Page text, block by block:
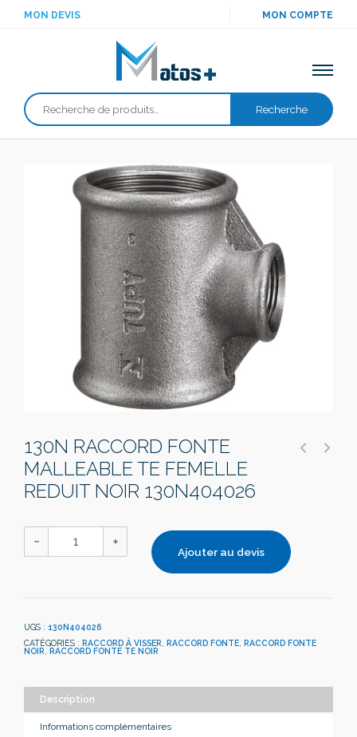
MON DEVIS MON COMPTE
Recherche
Recherche
130N RACCORD FONTE
MALLEABLE TE FEMELLE
REDUIT NOIR 130N404026
Ajouter au devis
UGS : 130N404026
CATÉGORIES : RACCORD À VISSER RACCORD FONTE RACCORD FONTE
NOIR RACCORD FONTE TE NOIR
Description
Informations complémentaires